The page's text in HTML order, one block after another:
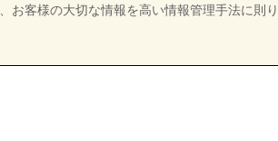
お客様の大切な情報を高い情報管理手法に則